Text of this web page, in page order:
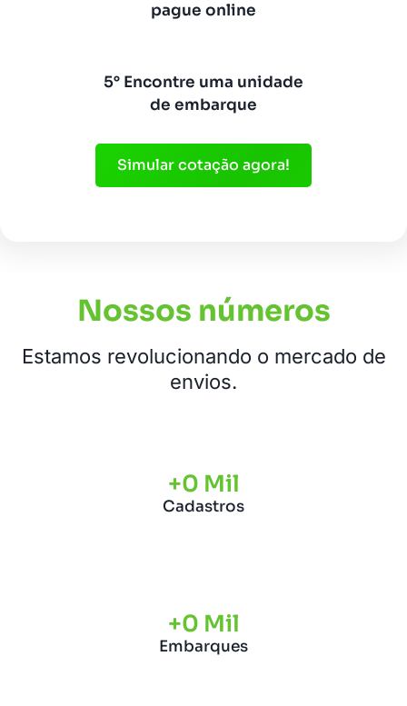
pague online
5° Encontre uma unidade
de embarque
Simular cotação agora!
Nossos números
Estamos revolucionando o mercado de
envios.
Cadastros
+0 Mil
Embarques
+0 Mil